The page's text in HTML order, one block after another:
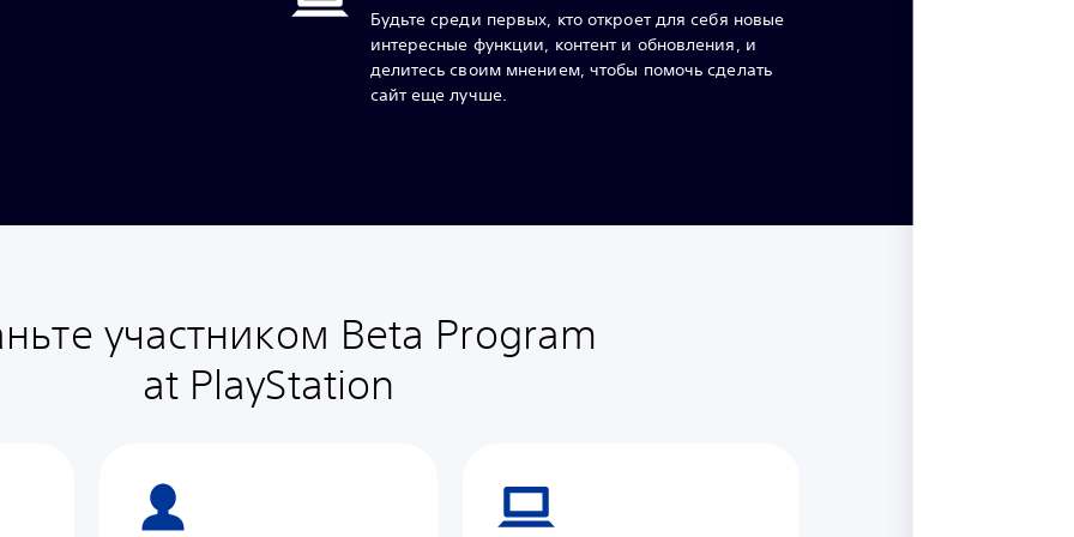
Будьте среди первых, кто откроет для себя новые
интересные функции, контент и обновления, и
делитесь своим мнением, чтобы помочь сделать
сайт еще лучше.
участником Beta Program
at PlayStation